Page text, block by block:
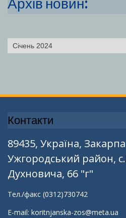
Архіви
Контакти
89435, Україна,
Ужгородський район,
Духновича, 66 "г"
Тел./факс (0312)730742
E-mail: koritnjanska-zos@meta.ua